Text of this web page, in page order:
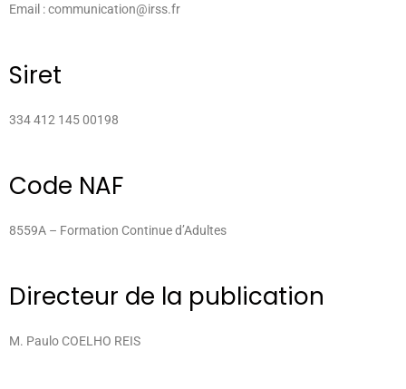
Email : communication@irss.fr
Siret
334 412 145 00198
Code NAF
8559A – Formation Continue d’Adultes
Directeur de la publication
M. Paulo COELHO REIS